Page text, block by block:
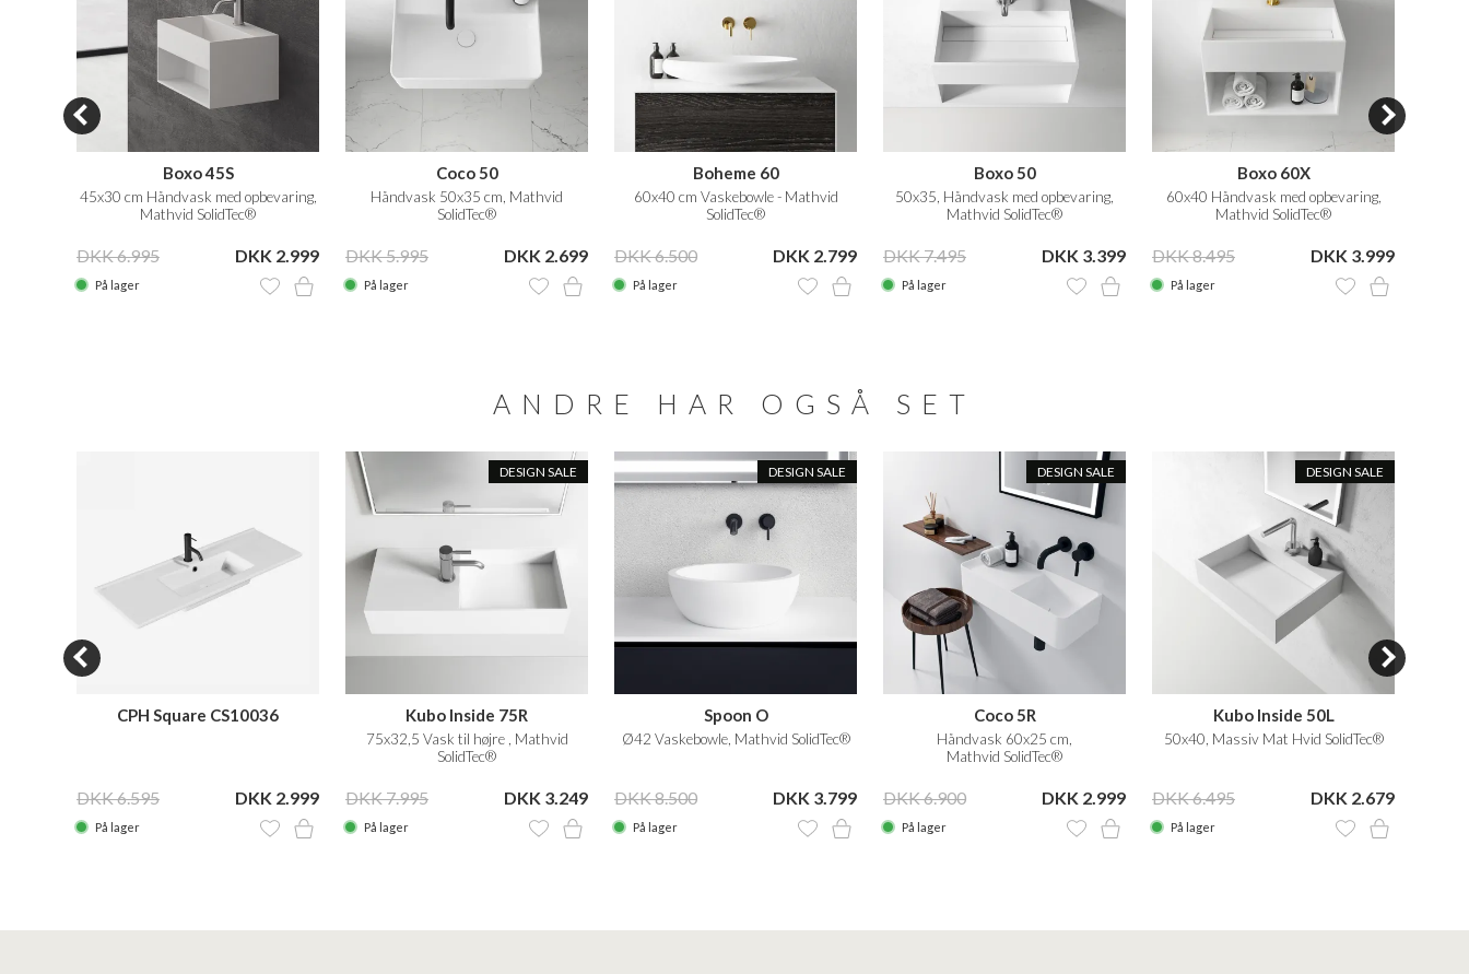
Boxo 45S
45x30 cm Håndvask med opbevaring,
Mathvid SolidTec®
DKK 6.995 DKK 2.999
På lager
Coco 50
Håndvask 50x35 cm, Mathvid
SolidTec®
DKK 5.995 DKK 2.699
På lager
Boheme 60
60x40 cm Vaskebowle - Mathvid
SolidTec®
DKK 6.500 DKK 2.799
På lager
Boxo 50
50x35, Håndvask med opbevaring,
Mathvid SolidTec®
DKK 7.495 DKK 3.399
På lager
Boxo 60X
60x40 Håndvask med opbevaring,
Mathvid SolidTec®
DKK 8.495 DKK 3.999
På lager
ANDRE HAR OGSÅ SET
CPH Square CS10036
DKK 6.595 DKK 2.999
På lager
DESIGN SALE
Kubo Inside 75R
75x32,5 Vask til højre , Mathvid
SolidTec®
DKK 7.995 DKK 3.249
På lager
DESIGN SALE
Spoon O
Ø42 Vaskebowle, Mathvid SolidTec®
DKK 8.500 DKK 3.799
På lager
DESIGN SALE
Coco 5R
Håndvask 60x25 cm,
Mathvid SolidTec®
DKK 6.900 DKK 2.999
På lager
DESIGN SALE
Kubo Inside 50L
50x40, Massiv Mat Hvid SolidTec®
DKK 6.495 DKK 2.679
På lager